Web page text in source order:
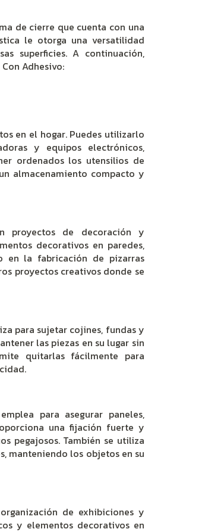
de cierre que cuenta con una
le otorga una versatilidad
superficies. A continuación,
Adhesivo:
en el hogar. Puedes utilizarlo
y equipos electrónicos,
ordenados los utensilios de
almacenamiento compacto y
proyectos de decoración y
decorativos en paredes,
en la fabricación de pizarras
proyectos creativos donde se
para sujetar cojines, fundas y
las piezas en su lugar sin
quitarlas fácilmente para
para asegurar paneles,
una fijación fuerte y
pegajosos. También se utiliza
manteniendo los objetos en su
de exhibiciones y
y elementos decorativos en